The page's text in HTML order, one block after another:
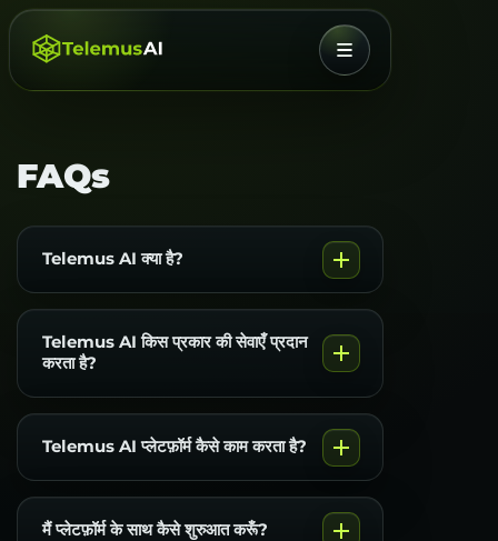
मेनू
FAQs
Telemus AI क्या है?
Telemus AI किस प्रकार की सेवाएँ प्रदान
करता है?
Telemus AI प्लेटफ़ॉर्म कैसे काम करता है?
मैं प्लेटफ़ॉर्म के साथ कैसे शुरुआत करूँ?